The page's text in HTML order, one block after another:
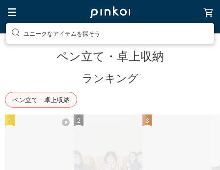
素敵な生活グッズを探そう
ペン立て・卓上収納
ランキング
ペン立て・卓上収納
1 2 3